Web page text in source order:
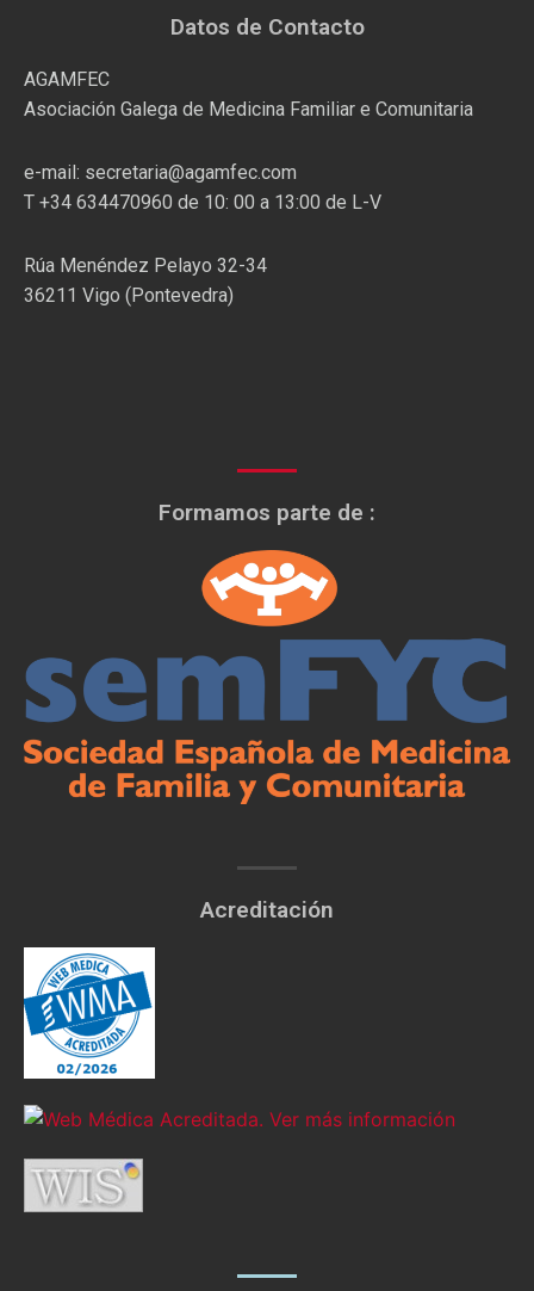
Datos de Contacto
AGAMFEC
Asociación Galega de Medicina Familiar e Comunitaria
e-mail: secretaria@agamfec.com
T +34 634470960 de 10: 00 a 13:00 de L-V
Rúa Menéndez Pelayo 32-34
36211 Vigo (Pontevedra)
Formamos parte de :
Acreditación